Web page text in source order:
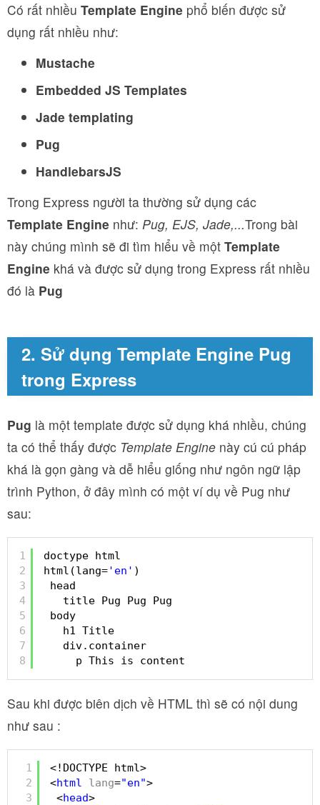
Có rất nhiều Template Engine phổ biến được sử
dụng rất nhiều như:
Mustache
Embedded JS Templates
Jade templating
Pug
HandlebarsJS
Trong Express người ta thường sử dụng các
Template Engine như: Pug, EJS, Jade,...Trong bài
này chúng mình sẽ đi tìm hiểu về một Template
Engine khá và được sử dụng trong Express rất nhiều
đó là Pug
2. Sử dụng Template Engine Pug
trong Express
Pug là một template được sử dụng khá nhiều, chúng
ta có thể thấy được Template Engine này cú cú pháp
khá là gọn gàng và dễ hiểu giống như ngôn ngữ lập
trình Python, ở đây mình có một ví dụ về Pug như
sau:
1
2
3
4
5
6
7
8
doctype html
html(lang='en' )
head
title Pug Pug Pug
body
h1 Title
div.container
p This is content
Sau khi được biên dịch về HTML thì sẽ có nội dung
như sau :
1
2
3
<!DOCTYPE html>
<html lang="en">
<head>